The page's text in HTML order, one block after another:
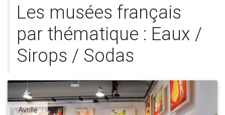
Les musées français
par thématique : Eaux /
Sirops / Sodas
Avrillé